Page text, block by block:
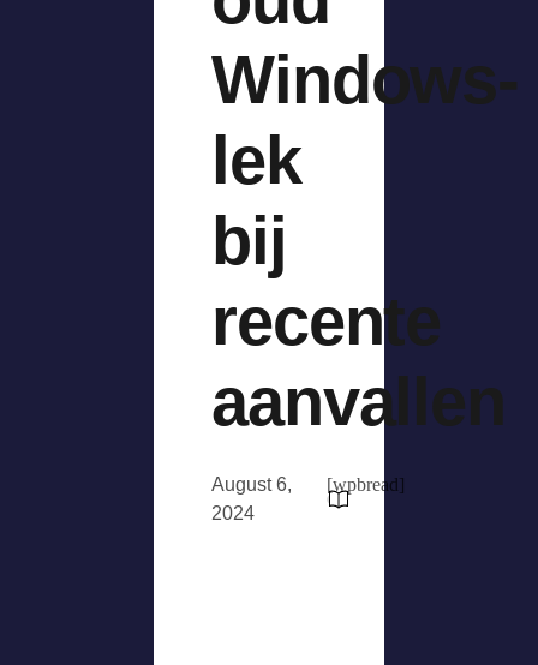
Windows-
lek
bij
recente
aanvallen
August 6,
2024
[wpbread]